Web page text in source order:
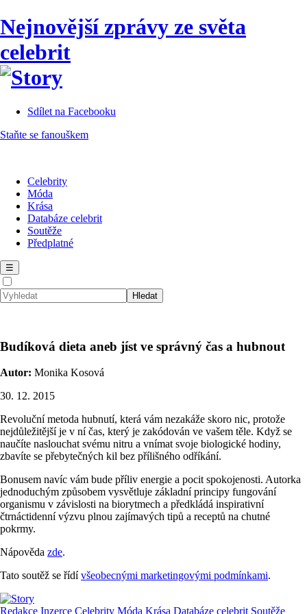
Nejnovější zprávy ze světa
celebrit
Sdílet na Facebooku
Staňte se fanouškem
Celebrity
Móda
Krása
Databáze celebrit
Soutěže
Předplatné
☰
Budíková dieta aneb jíst ve správný čas a hubnout
Autor: Monika Kosová
30. 12. 2015
Revoluční metoda hubnutí, která vám nezakáže skoro nic, protože
nejdůležitější je v ní čas, který je zakódován ve vašem těle. Když se
naučíte naslouchat svému nitru a vnímat svoje biologické hodiny,
zbavíte se přebytečných kil bez přílišného odříkání.
Bonusem navíc vám bude příliv energie a pocit spokojenosti. Autorka
jednoduchým způsobem vysvětluje základní principy fungování
organismu v závislosti na biorytmech a předkládá inspirativní
čtrnáctidenní výzvu plnou zajímavých tipů a receptů na chutné
pokrmy.
Nápověda zde.
Tato soutěž se řídívšeobecnými marketingovými podmínkami.
Redakce Inzerce Celebrity Móda Krása Databáze celebrit Soutěže